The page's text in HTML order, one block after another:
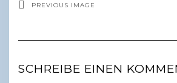
PREVIOUS IMAGE
SCHREIBE EINEN